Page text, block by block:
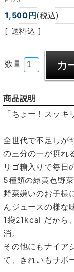
1,500円 (税込)
[ 送料込 ]
数量
商品説明
「ちょー！スッ
全世代で不足しが
の三分の一が摂れ
リゴ糖入りで毎日
5種類の緑黄色野
野菜嫌いのお子様
んジュースの様な
1袋21kcal だから
消。
その他にもナイア
て、きれいもサポ